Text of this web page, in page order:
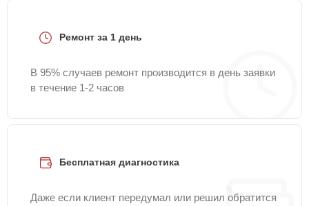
Ремонт за 1 день
В 95% случаев ремонт производится в день заявки
в течение 1-2 часов
Бесплатная диагностика
Даже если клиент передумал или решил обратится